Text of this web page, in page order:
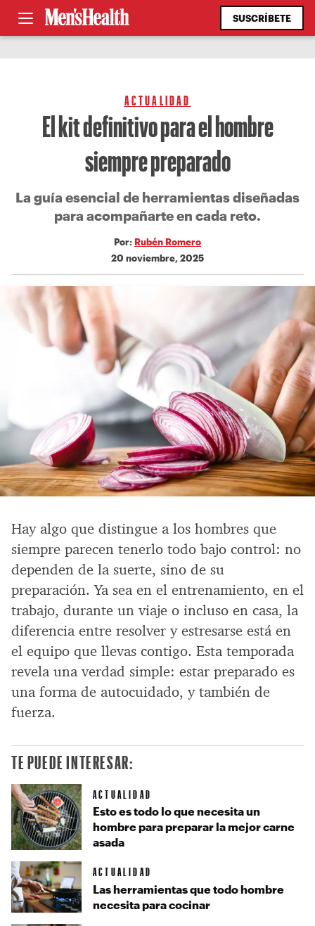
SUSCRÍBETE
ACTUALIDAD
El kit definitivo para el hombre
siempre preparado
La guía esencial de herramientas diseñadas
para acompañarte en cada reto.
Por: Rubén Romero
20 noviembre, 2025
Hay algo que distingue a los hombres que
siempre parecen tenerlo todo bajo control: no
dependen de la suerte, sino de su
preparación. Ya sea en el entrenamiento, en el
trabajo, durante un viaje o incluso en casa, la
diferencia entre resolver y estresarse está en
el equipo que llevas contigo. Esta temporada
revela una verdad simple: estar preparado es
una forma de autocuidado, y también de
fuerza.
TE PUEDE INTERESAR:
ACTUALIDAD
Esto es todo lo que necesita un
hombre para preparar la mejor carne
asada
ACTUALIDAD
Las herramientas que todo hombre
necesita para cocinar